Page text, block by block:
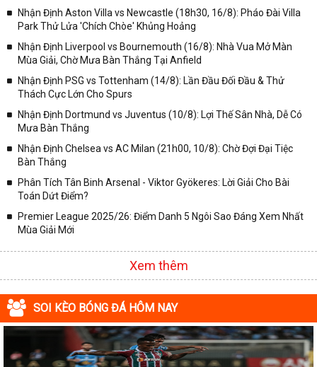
Nhận Định Aston Villa vs Newcastle (18h30, 16/8): Pháo Đài Villa
Park Thử Lửa 'Chích Chòe' Khủng Hoảng
Nhận Định Liverpool vs Bournemouth (16/8): Nhà Vua Mở Màn
Mùa Giải, Chờ Mưa Bàn Thắng Tại Anfield
Nhận Định PSG vs Tottenham (14/8): Lần Đầu Đối Đầu & Thử
Thách Cực Lớn Cho Spurs
Nhận Định Dortmund vs Juventus (10/8): Lợi Thế Sân Nhà, Dễ Có
Mưa Bàn Thắng
Nhận Định Chelsea vs AC Milan (21h00, 10/8): Chờ Đợi Đại Tiệc
Bàn Thắng
Phân Tích Tân Binh Arsenal - Viktor Gyökeres: Lời Giải Cho Bài
Toán Dứt Điểm?
Premier League 2025/26: Điểm Danh 5 Ngôi Sao Đáng Xem Nhất
Mùa Giải Mới
Xem thêm
SOI KÈO BÓNG ĐÁ HÔM NAY